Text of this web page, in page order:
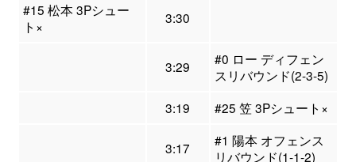
#15 松本 3Pシュー
ト×
3:30
3:29
#0 ロー ディフェン
スリバウンド(2-3-5)
3:19
#25 笠 3Pシュート×
3:17
#1 陽本 オフェンス
リバウンド(1-1-2)